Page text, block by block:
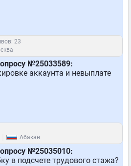
23
№25033589:
аккаунта и невыплате
Абакан
№25035010:
в подсчете трудового стажа?